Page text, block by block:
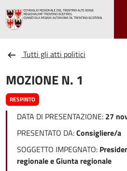
Tutti gli atti politici
MOZIONE N. 1
RESPINTO
DATA DI PRESENTAZIONE: 27
PRESENTATO DA:Consigliere/a
SOGGETTO IMPEGNATO:
regionale e Giunta regionale